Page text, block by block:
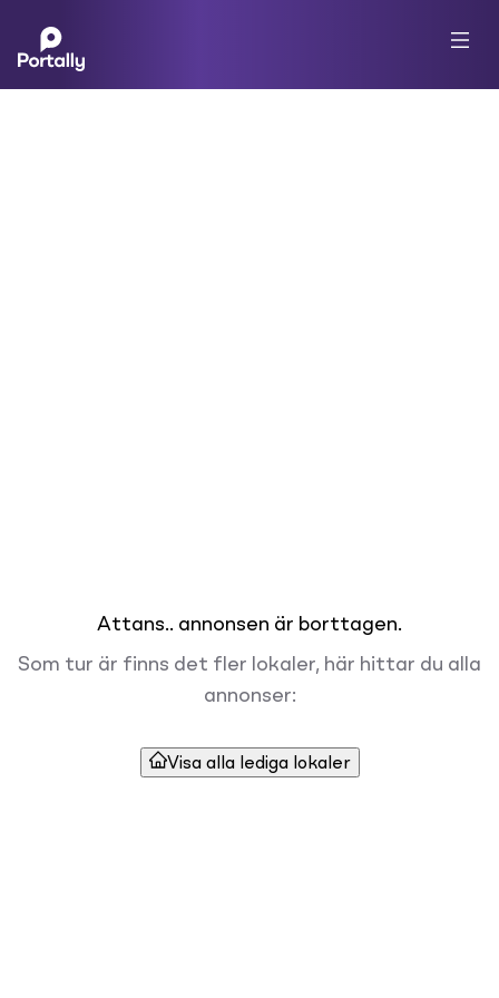
Attans.. annonsen är borttagen.
Som tur är finns det fler lokaler, här hittar du alla
annonser:
Visa alla lediga lokaler